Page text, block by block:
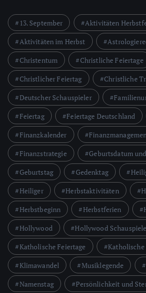
13. September
Aktivitäten
Aktivitäten im Herbst
Christentum
Christliche Feiertage
Christlicher Feiertag
Christliche
Deutscher Schauspieler
Feiertag
Feiertage Deutschland
Finanzkalender
Finanzstrategie
Geburtsdatum
Geburtstag
Gedenktag
Heiliger
Herbstaktivitäten
Herbstbeginn
Herbstferien
Hollywood
Hollywood
Katholische Feiertage
Klimawandel
Musiklegende
Namenstag
Persönlichkeit und